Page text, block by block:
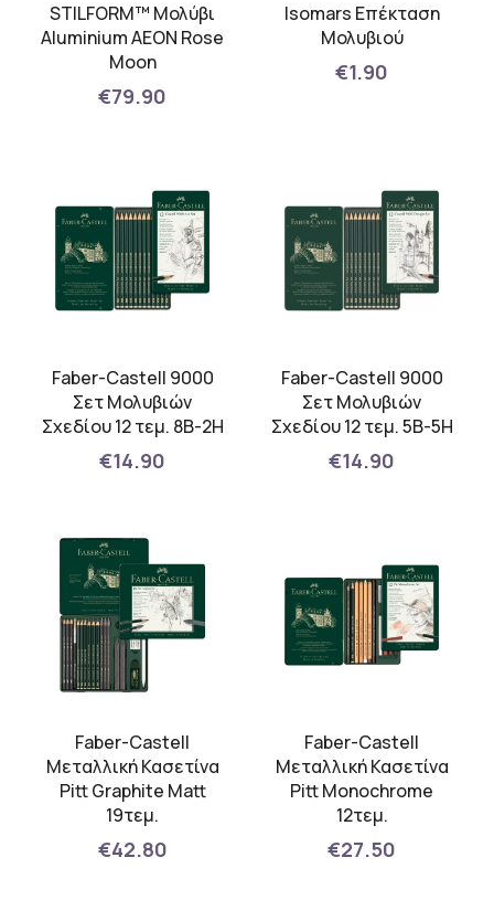
STILFORM™ Μολύβι
Aluminium AEON Rose
Moon
€79.90
Isomars Επέκταση
Μολυβιού
€1.90
Faber-Castell 9000
Σετ Μολυβιών
Σχεδίου 12 τεμ. 8Β-2Η
€14.90
Faber-Castell 9000
Σετ Μολυβιών
Σχεδίου 12 τεμ. 5B-5H
€14.90
Faber-Castell
Μεταλλική Κασετίνα
Pitt Graphite Matt
19τεμ.
€42.80
Faber-Castell
Μεταλλική Κασετίνα
Pitt Monochrome
12τεμ.
€27.50